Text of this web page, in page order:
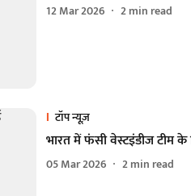
12 Mar 2026 2min read
टॉप न्यूज़
भारत में फंसी वेस्टइंडीज टीम के
05 Mar 2026 2min read